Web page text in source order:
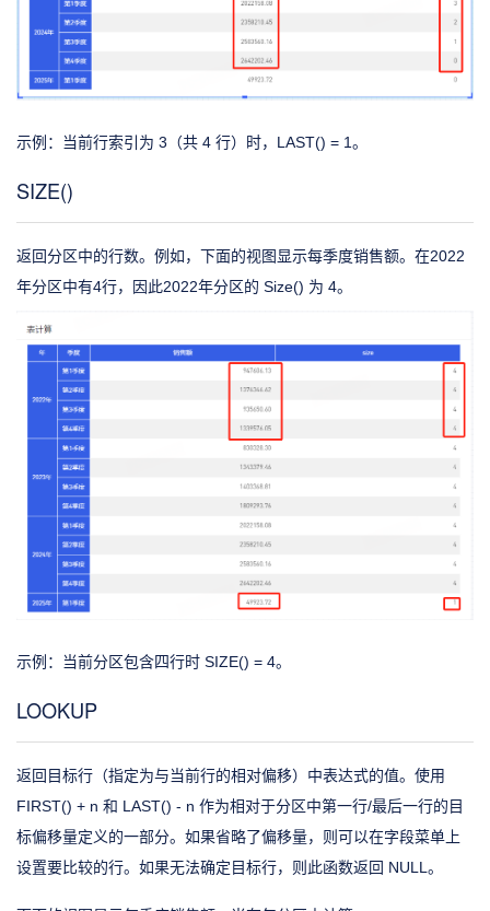
示例：当前行索引为 3（共 4 行）时，LAST() = 1。
SIZE()
返回分区中的行数。例如，下面的视图显示每季度销售额。在2022
年分区中有4行，因此2022年分区的 Size() 为 4。
示例：当前分区包含四行时 SIZE() = 4。
LOOKUP
返回目标行（指定为与当前行的相对偏移）中表达式的值。使用
FIRST() + n 和 LAST() - n 作为相对于分区中第一行/最后一行的目
标偏移量定义的一部分。如果省略了偏移量，则可以在字段菜单上
设置要比较的行。如果无法确定目标行，则此函数返回 NULL。